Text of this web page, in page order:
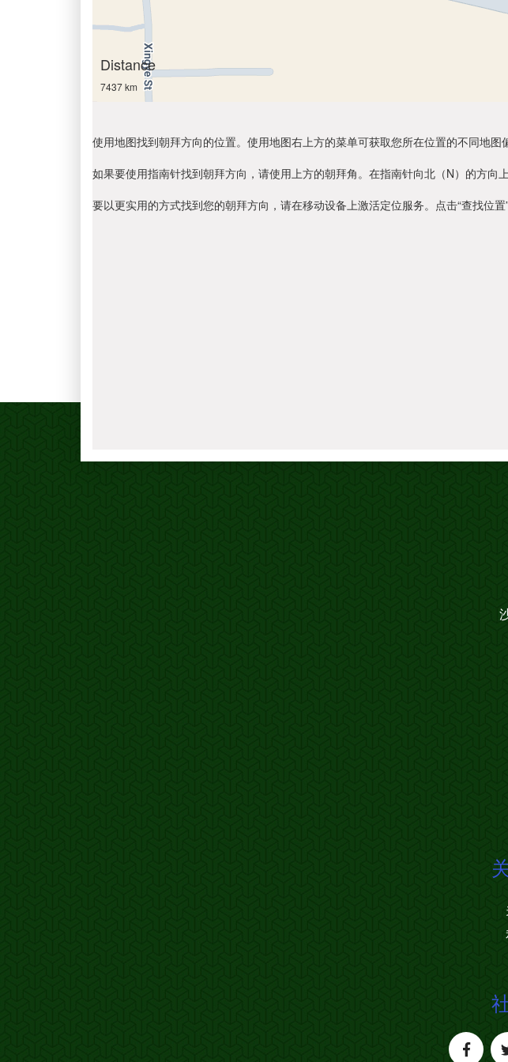
Distance
7437 km
使用地图找到朝拜方向的位置。使用地图右上方的菜单可获取您所在位置的不同地图
如果要使用指南针找到朝拜方向，请使用上方的朝拜角。在指南针向北（N）的方向
要以更实用的方式找到您的朝拜方向，请在移动设备上激活定位服务。点击“查找位置